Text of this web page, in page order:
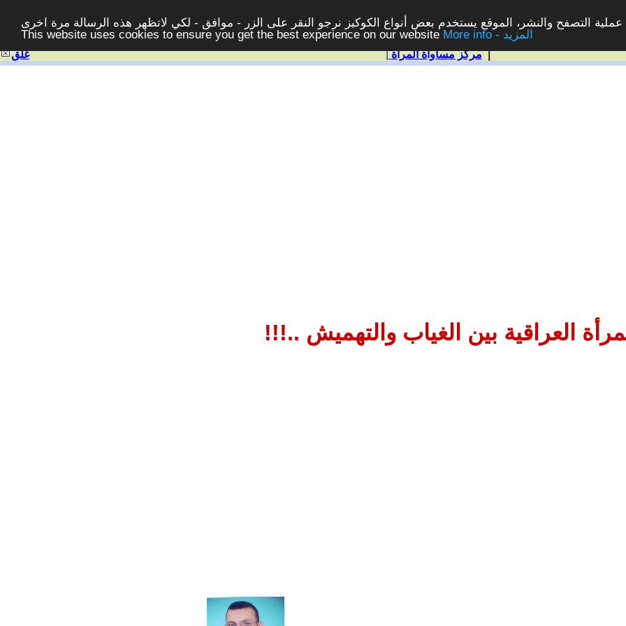
التصفح والنشر، الموقع يستخدم بعض أنواع الكوكيز نرجو النقر على الزر - موافق - لكي لاتظهر هذه الرسالة مرة اخرى -
This website uses cookies to ensure you get the best experience on our website
More info - المزيد
غلق | مركز مساواة المرأة|
العراقية بين الغياب والتهميش ..!!!